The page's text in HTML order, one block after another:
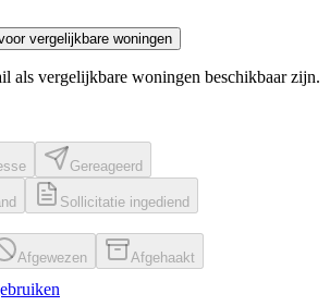
vergelijkbare woningen
als vergelijkbare woningen beschikbaar zijn.
Gereageerd
Sollicitatie ingediend
Afgewezen Afgehaakt